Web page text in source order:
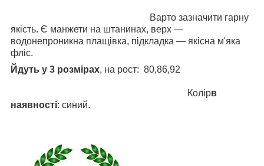
Варто зазначити гарну
якість. Є манжети на штанинах, верх —
водонепроникна плащівка, підкладка — якісна м'яка
фліс.
Йдуть у 3 розмірах, на рост: 80,86,92
Колірв
наявності: синий.